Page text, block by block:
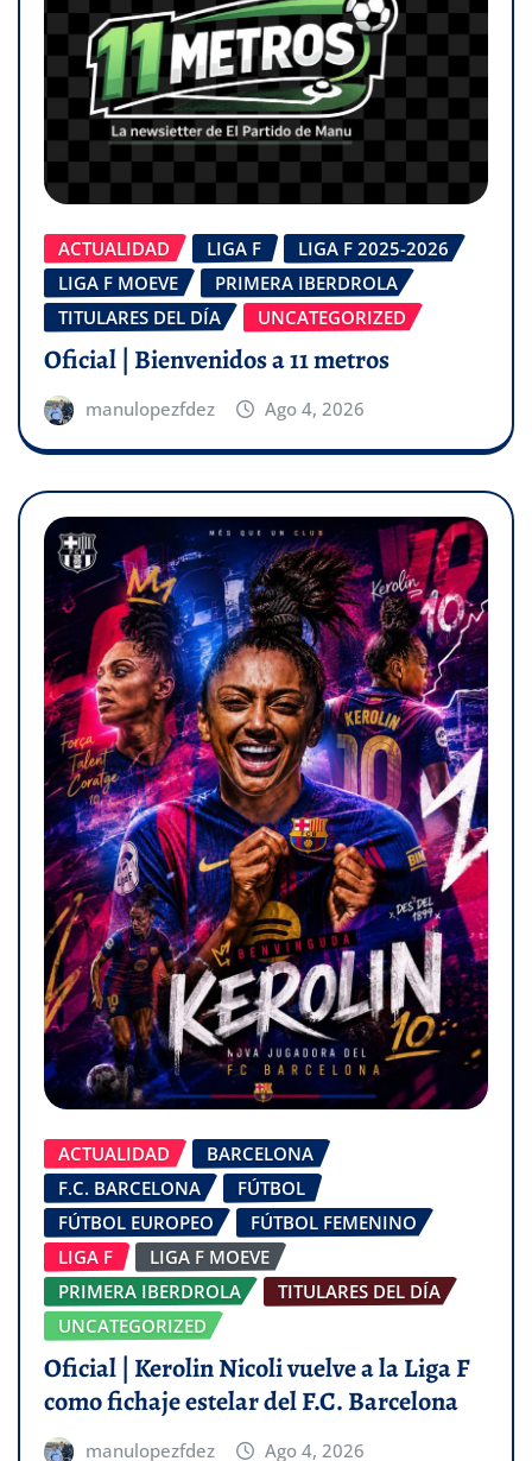
ACTUALIDAD LIGA F
LIGA F 2025-2026
LIGA F MOEVE
PRIMERA IBERDROLA
TITULARES DEL DÍA
UNCATEGORIZED
Oficial | Bienvenidos a 11 metros
manulopezfdez Ago 4, 2026
ACTUALIDAD
BARCELONA
F.C. BARCELONA
FÚTBOL
FÚTBOL EUROPEO
FÚTBOL FEMENINO
LIGA F
LIGA F MOEVE
PRIMERA IBERDROLA
TITULARES DEL DÍA
UNCATEGORIZED
Oficial | Kerolin Nicoli vuelve a la Liga F
como fichaje estelar del F.C. Barcelona
manulopezfdez Ago 4, 2026